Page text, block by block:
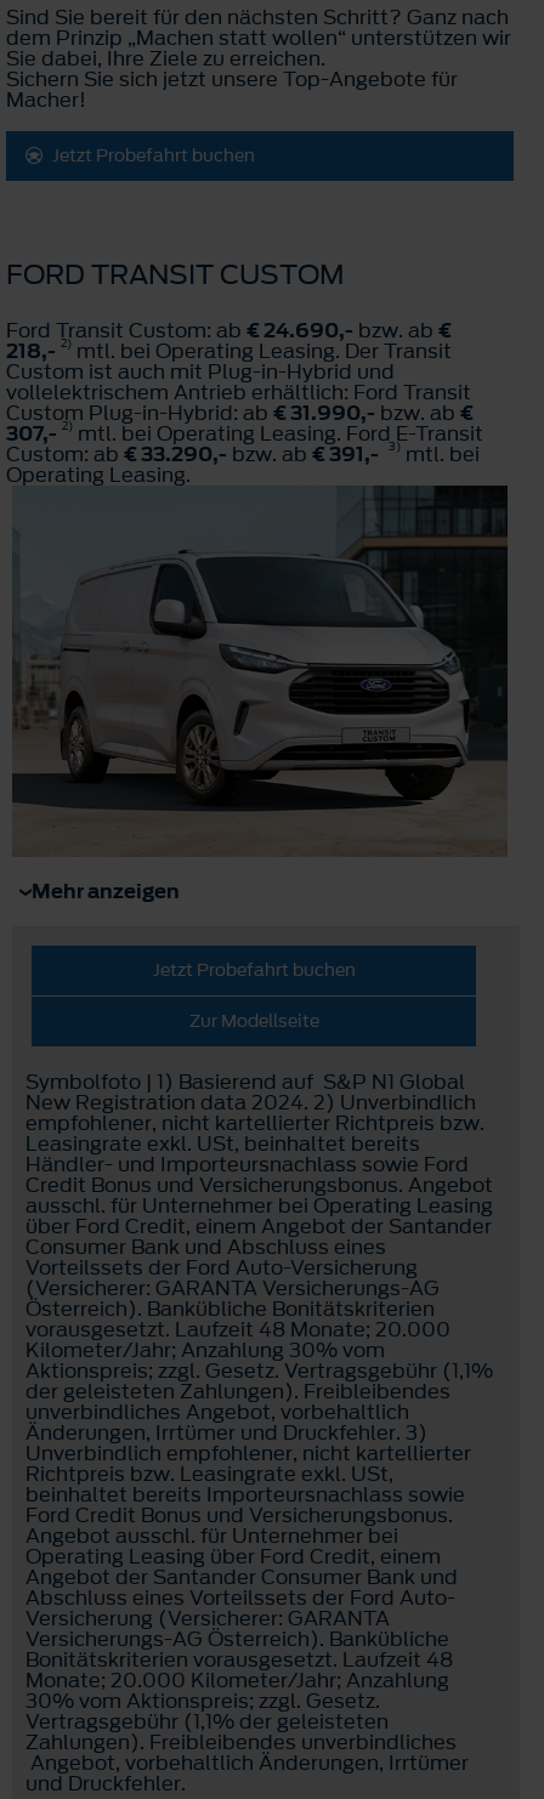
Sind Sie bereit für den nächsten Schritt? Ganz nach
dem Prinzip „Machen statt wollen“ unterstützen wir
Sie dabei, Ihre Ziele zu erreichen.
Sichern Sie sich jetzt unsere Top-Angebote für
Macher!
Jetzt Probefahrt buchen
FORD TRANSIT CUSTOM
Ford Transit Custom: ab € 24.690,- bzw. ab €
218,- 2) mtl. bei Operating Leasing. Der Transit
Custom ist auch mit Plug-in-Hybrid und
vollelektrischem Antrieb erhältlich: Ford Transit
Custom Plug-in-Hybrid: ab € 31.990,- bzw. ab €
307,- 2) mtl. bei Operating Leasing. Ford E-Transit
Custom: ab € 33.290,- bzw. ab € 391,- 3) mtl. bei
Operating Leasing.
Mehr anzeigen
Jetzt Probefahrt buchen
Zur Modellseite
Symbolfoto | 1) Basierend auf S&P N1 Global
New Registration data 2024. 2) Unverbindlich
empfohlener, nicht kartellierter Richtpreis bzw.
Leasingrate exkl. USt, beinhaltet bereits
Händler- und Importeursnachlass sowie Ford
Credit Bonus und Versicherungsbonus. Angebot
ausschl. für Unternehmer bei Operating Leasing
über Ford Credit, einem Angebot der Santander
Consumer Bank und Abschluss eines
Vorteilssets der Ford Auto-Versicherung
(Versicherer: GARANTA Versicherungs-AG
Österreich). Bankübliche Bonitätskriterien
vorausgesetzt. Laufzeit 48 Monate; 20.000
Kilometer/Jahr; Anzahlung 30% vom
Aktionspreis; zzgl. Gesetz. Vertragsgebühr (1,1%
der geleisteten Zahlungen). Freibleibendes
unverbindliches Angebot, vorbehaltlich
Änderungen, Irrtümer und Druckfehler. 3)
Unverbindlich empfohlener, nicht kartellierter
Richtpreis bzw. Leasingrate exkl. USt,
beinhaltet bereits Importeursnachlass sowie
Ford Credit Bonus und Versicherungsbonus.
Angebot ausschl. für Unternehmer bei
Operating Leasing über Ford Credit, einem
Angebot der Santander Consumer Bank und
Abschluss eines Vorteilssets der Ford Auto-
Versicherung (Versicherer: GARANTA
Versicherungs-AG Österreich). Bankübliche
Bonitätskriterien vorausgesetzt. Laufzeit 48
Monate; 20.000 Kilometer/Jahr; Anzahlung
30% vom Aktionspreis; zzgl. Gesetz.
Vertragsgebühr (1,1% der geleisteten
Zahlungen). Freibleibendes unverbindliches
Angebot, vorbehaltlich Änderungen, Irrtümer
und Druckfehler.